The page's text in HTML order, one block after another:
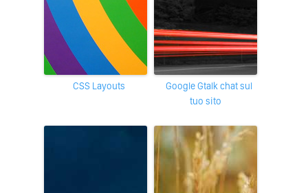
CSS Layouts
Google Gtalk chat sul
tuo sito